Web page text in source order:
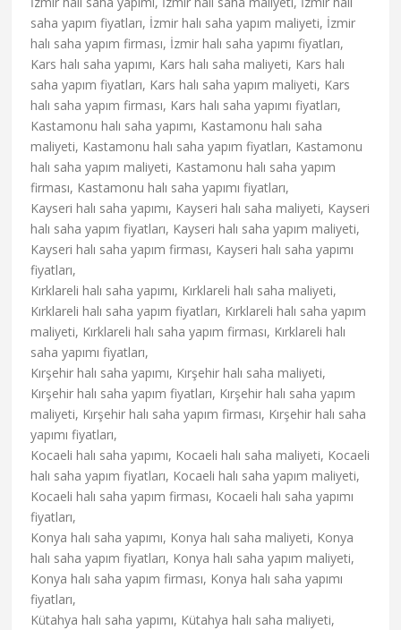
saha yapım fiyatları, İzmir halı saha yapım maliyeti, İzmir
halı saha yapım firması, İzmir halı saha yapımı fiyatları,
Kars halı saha yapımı, Kars halı saha maliyeti, Kars halı
saha yapım fiyatları, Kars halı saha yapım maliyeti, Kars
halı saha yapım firması, Kars halı saha yapımı fiyatları,
Kastamonu halı saha yapımı, Kastamonu halı saha
maliyeti, Kastamonu halı saha yapım fiyatları, Kastamonu
halı saha yapım maliyeti, Kastamonu halı saha yapım
firması, Kastamonu halı saha yapımı fiyatları,
Kayseri halı saha yapımı, Kayseri halı saha maliyeti, Kayseri
halı saha yapım fiyatları, Kayseri halı saha yapım maliyeti,
Kayseri halı saha yapım firması, Kayseri halı saha yapımı
fiyatları,
Kırklareli halı saha yapımı, Kırklareli halı saha maliyeti,
Kırklareli halı saha yapım fiyatları, Kırklareli halı saha yapım
maliyeti, Kırklareli halı saha yapım firması, Kırklareli halı
saha yapımı fiyatları,
Kırşehir halı saha yapımı, Kırşehir halı saha maliyeti,
Kırşehir halı saha yapım fiyatları, Kırşehir halı saha yapım
maliyeti, Kırşehir halı saha yapım firması, Kırşehir halı saha
yapımı fiyatları,
Kocaeli halı saha yapımı, Kocaeli halı saha maliyeti, Kocaeli
halı saha yapım fiyatları, Kocaeli halı saha yapım maliyeti,
Kocaeli halı saha yapım firması, Kocaeli halı saha yapımı
fiyatları,
Konya halı saha yapımı, Konya halı saha maliyeti, Konya
halı saha yapım fiyatları, Konya halı saha yapım maliyeti,
Konya halı saha yapım firması, Konya halı saha yapımı
fiyatları,
Kütahya halı saha yapımı, Kütahya halı saha maliyeti,